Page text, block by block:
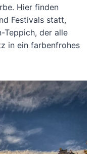
Hier finden
Festivals statt,
Teppich, der alle
in ein farbenfrohes